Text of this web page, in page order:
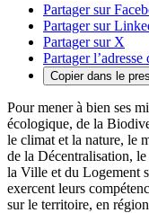
Partager sur
Partager sur
Partager sur X
Partager
Copier dans le
Pour mener à bien ses
écologique, de la
le climat et la nature, le
de la Décentralisation,
la Ville et du Logement
exercent leurs
sur le territoire, en